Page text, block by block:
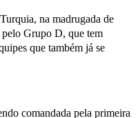
na madrugada de
Grupo D, que tem
que também já se
comandada pela primeira